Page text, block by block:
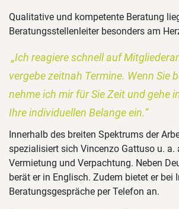
Qualitative und kompetente Beratung
Beratungsstellenleiter besonders am
„Ich reagiere schnell auf
vergebe zeitnah Termine. Wenn Sie
nehme ich mir für Sie Zeit und gehe
Ihre individuellen Belange ein.“
Innerhalb des breiten Spektrums der
spezialisiert sich Vincenzo Gattuso u.
Vermietung und Verpachtung. Neben
berät er in Englisch. Zudem bietet er bei
Beratungsgespräche per Telefon an.